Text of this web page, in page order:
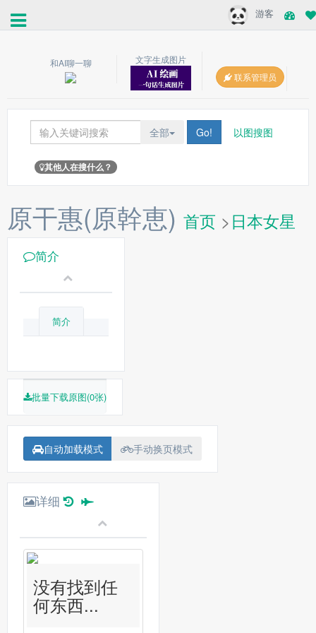
游客
和AI聊一聊
文字生成图片
联系管理员
全部 Go! 以图搜图
其他人在搜什么？
原干惠(原幹恵) 首页 >日本女星
简介
简介
批量下载原图(0张)
自动加载模式 手动换页模式
详细
没有找到任
何东西...